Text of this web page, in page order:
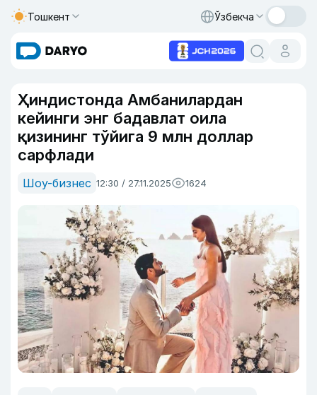
Тошкент Ўзбекча
Ҳиндистонда Амбанилардан
кейинги энг бадавлат оила
қизининг тўйига 9 млн доллар
сарфлади
Шоу-бизнес 12:30 / 27.11.2025 1624